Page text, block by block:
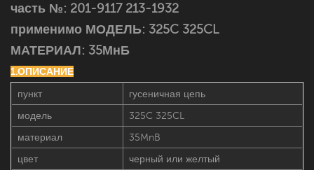
часть №: 201-9117 213-1932
применимо МОДЕЛЬ: 325C 325CL
МАТЕРИАЛ: 35МнБ
1.ОПИСАНИЕ
пункт
гусеничная цепь
модель
325C 325CL
материал
35MnB
цвет
черный или желтый